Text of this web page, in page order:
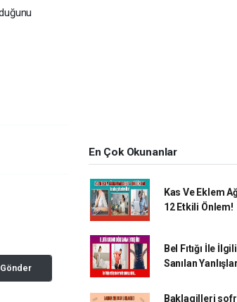
Gönder
En Çok Okunanlar
Kas Ve Eklem
12 Etkili Önlem!
Bel Fıtığı İle
Sanılan Yanlışlar
Baklagilleri